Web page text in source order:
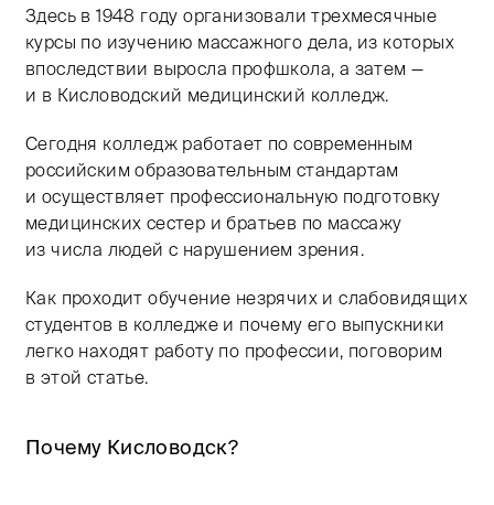
Здесь в 1948 году организовали трехмесячные
курсы по изучению массажного дела, из которых
впоследствии выросла профшкола, а затем —
и в Кисловодский медицинский колледж.
Сегодня колледж работает по современным
российским образовательным стандартам
и осуществляет профессиональную подготовку
медицинских сестер и братьев по массажу
из числа людей с нарушением зрения.
Как проходит обучение незрячих и слабовидящих
студентов в колледже и почему его выпускники
легко находят работу по профессии, поговорим
в этой статье.
Почему Кисловодск?